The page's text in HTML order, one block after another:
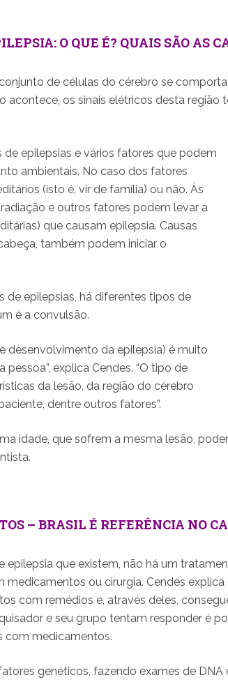
O QUE É? QUAIS SÃO AS
de células do cérebro se
acontece, os sinais elétricos desta região
epilepsias e vários fatores que podem
ambientais. No caso dos fatores
(isto é, vir de família) ou não. Às
e outros fatores podem levar a
que causam epilepsia. Causas
também podem iniciar o
de epilepsias, há diferentes tipos de
é a convulsão.
desenvolvimento da epilepsia) é muito
explica Cendes. “O tipo de
da lesão, da região do cérebro
dentre outros fatores”.
idade, que sofrem a mesma lesão,
– BRASIL É REFERÊNCIA NO
epilepsia que existem, não há um
ou cirurgia. Cendes explica
com remédios e, através deles,
e seu grupo tentam responder é
com medicamentos.
genéticos, fazendo exames de DNA